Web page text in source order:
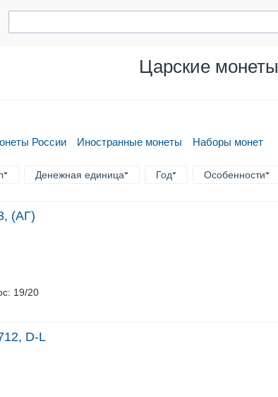
Царские монеты
России Иностранные монеты Наборы монет
Денежная единица Год Особенности
(АГ)
19/20
D-L